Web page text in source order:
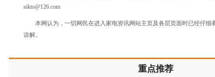
sikto@126.com
本网认为，一切网民在进入家电资讯网站主页及各层页面时已经仔细
谅解。
重点推荐